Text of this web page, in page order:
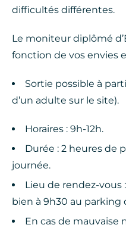
difficultés différentes.
Le moniteur diplômé
fonction de vos envies
Sortie possible à
d’un adulte sur le site).
Horaires : 9h-12h.
Durée : 2 heures de
journée.
Lieu de rendez-vous
bien à 9h30 au parking
En cas de mauvaise